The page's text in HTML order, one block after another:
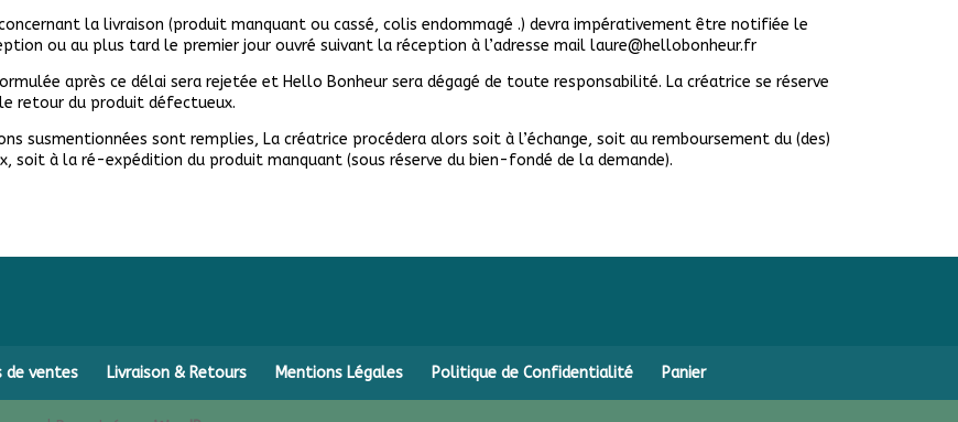
la livraison (produit manquant ou cassé, colis endommagé .) devra impérativement être notifiée le
ou au plus tard le premier jour ouvré suivant la réception à l’adresse mail laure@hellobonheur.fr
après ce délai sera rejetée et Hello Bonheur sera dégagé de toute responsabilité. La créatrice se réserve
retour du produit défectueux.
susmentionnées sont remplies, La créatrice procédera alors soit à l’échange, soit au remboursement du (des)
soit à la ré-expédition du produit manquant (sous réserve du bien-fondé de la demande).
de ventes Livraison & Retours Mentions Légales Politique de Confidentialité Panier